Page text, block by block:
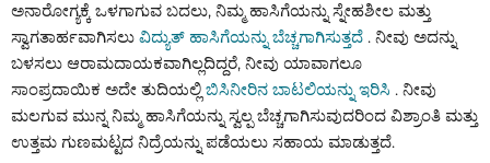
ಅನಾರೋಗ್ಯಕ್ಕೆ ಒಳಗಾಗುವ ಬದಲು, ನಿಮ್ಮ ಹಾಸಿಗೆಯನ್ನು ಸ್ನೇಹಶೀಲ ಮತ್ತು
ಸ್ವಾಗತಾರ್ಹವಾಗಿಸಲು ವಿದ್ಯುತ್ ಹಾಸಿಗೆಯನ್ನು ಬೆಚ್ಚಗಾಗಿಸುತ್ತದೆ . ನೀವು ಅದನ್ನು
ಬಳಸಲು ಆರಾಮದಾಯಕವಾಗಿಲ್ಲದಿದ್ದರೆ, ನೀವು ಯಾವಾಗಲೂ
ಸಾಂಪ್ರದಾಯಿಕ ಅದೇ ತುದಿಯಲ್ಲಿ ಬಿಸಿನೀರಿನ ಬಾಟಲಿಯನ್ನು ಇರಿಸಿ . ನೀವು
ಮಲಗುವ ಮುನ್ನ ನಿಮ್ಮ ಹಾಸಿಗೆಯನ್ನು ಸ್ವಲ್ಪ ಬೆಚ್ಚಗಾಗಿಸುವುದರಿಂದ ವಿಶ್ರಾಂತಿ ಮತ್ತು
ಉತ್ತಮ ಗುಣಮಟ್ಟದ ನಿದ್ರೆಯನ್ನು ಪಡೆಯಲು ಸಹಾಯ ಮಾಡುತ್ತದೆ.